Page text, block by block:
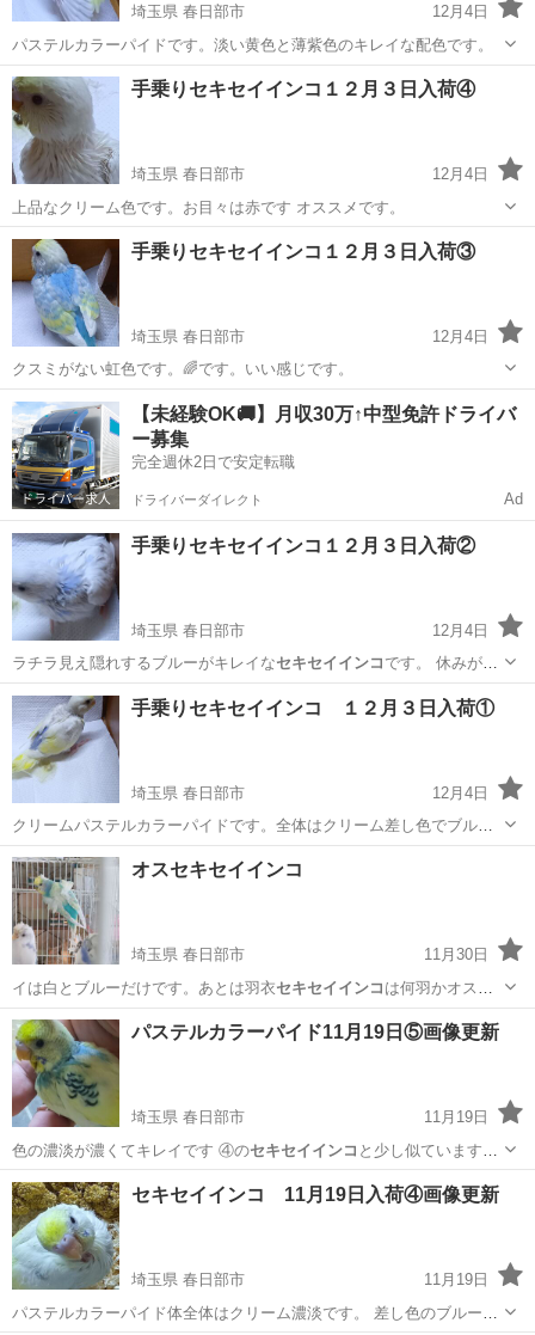
埼玉県 春日部市
12月4日
パステルカラーパイドです。淡い黄色と薄紫色のキレイな配色です。
埼玉 春日部市 その他のペット セキセイインコ
手乗りセキセイインコ１２月３日入荷④
埼玉県 春日部市
12月4日
上品なクリーム色です。お目々は赤です オススメです。
埼玉 春日部市 その他のペット セキセイインコ
手乗りセキセイインコ１２月３日入荷③
埼玉県 春日部市
12月4日
クスミがない虹色です。🌈です。いい感じです。
埼玉 春日部市 その他のペット セキセイインコ
【未経験OK🚚】月収30万↑中型免許ドライバ
ー募集
完全週休2日で安定転職
ドライバーダイレクト Ad
手乗りセキセイインコ１２月３日入荷②
埼玉県 春日部市
12月4日
ラチラ見え隠れするブルーがキレイなセキセイインコ です。 休みが不
定期です …
埼玉 春日部市 その他のペット セキセイインコ
手乗りセキセイインコ １２月３日入荷①
埼玉県 春日部市
12月4日
クリームパステルカラーパイドです。全体はクリーム差し色でブルー
がチラチラ入ります。 とてもキレイです。 雛の時期は２６００円税別
です 雛から育ててベタ慣れのインコにして見ませんか？
埼玉 春日部市 その他のペット
オスセキセイインコ
埼玉県 春日部市
11月30日
イは白とブルーだけです。あとは羽衣セキセイインコ は何羽かオスい
ます
埼玉 春日部市 その他のペット セキセイインコ
パステルカラーパイド11月19日⑤画像更新
埼玉県 春日部市
11月19日
色の濃淡が濃くてキレイです ④のセキセイインコ と少し似ていますが
黒色の差し色のの…
埼玉 春日部市 その他のペット セキセイインコ
セキセイインコ 11月19日入荷④画像更新
埼玉県 春日部市
11月19日
パステルカラーパイド体全体はクリーム濃淡です。 差し色のブルーが